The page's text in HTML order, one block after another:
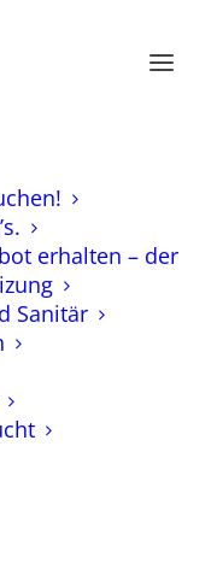
erhalten – der
Sanitär